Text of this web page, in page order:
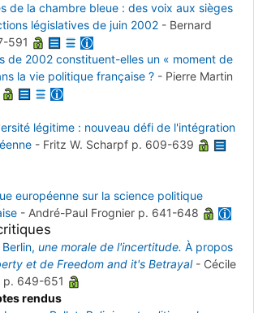
de la chambre bleue : des voix aux sièges
législatives de juin 2002 - Bernard
591
de 2002 constituent-elles un « moment de
la vie politique française ? - Pierre Martin
légitime : nouveau défi de l'intégration
- Fritz W. Scharpf p. 609-639
européenne sur la science politique
- André-Paul Frognier p. 641-648
une morale de l'incertitude. À propos
et de Freedom and it's Betrayal- Cécile
p. 649-651
rendus